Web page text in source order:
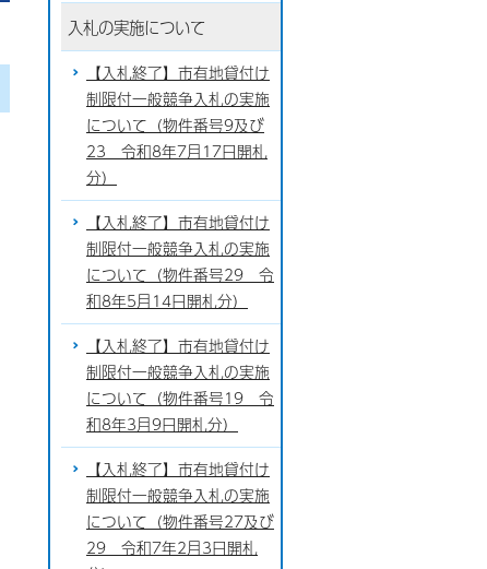
入札の実施について
【入札終了】市有地貸付け
制限付一般競争入札の実施
について（物件番号9及び
23 令和8年7月17日開札
分）
【入札終了】市有地貸付け
制限付一般競争入札の実施
について（物件番号29 令
和8年5月14日開札分）
【入札終了】市有地貸付け
制限付一般競争入札の実施
について（物件番号19 令
和8年3月9日開札分）
【入札終了】市有地貸付け
制限付一般競争入札の実施
について（物件番号27及び
29 令和7年2月3日開札